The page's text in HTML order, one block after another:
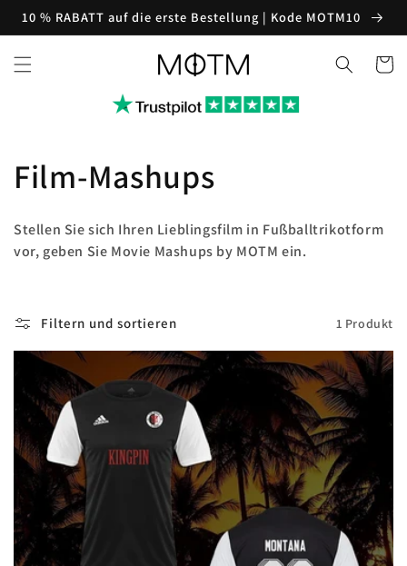
zum
Inhalt
10 % RABATT auf die erste Bestellung | Kode MOTM10
K
a
t
g
o
r
i
e
:
Film-Mashups
Stellen Sie sich Ihren Lieblingsfilm in Fußballtrikotform
vor, geben Sie Movie Mashups by MOTM ein.
Filtern und sortieren 1 Produkt